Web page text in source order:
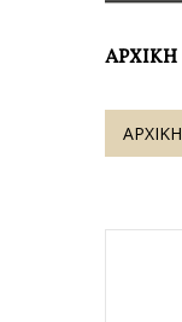
ΑΡΧΙΚΗ
ΑΡΧΙΚΗ